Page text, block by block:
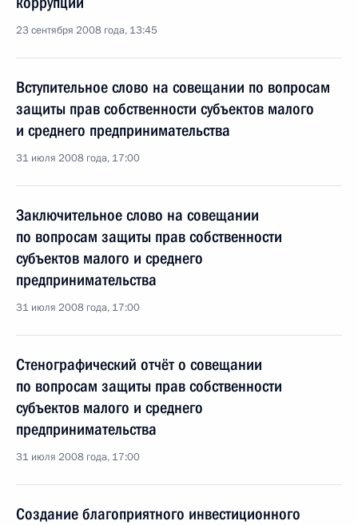
23 сентября 2008 года, 13:45
Вступительное слово на совещании по вопросам
защиты прав собственности субъектов малого
и среднего предпринимательства
31 июля 2008 года, 17:00
Заключительное слово на совещании
по вопросам защиты прав собственности
субъектов малого и среднего
предпринимательства
31 июля 2008 года, 17:00
Стенографический отчёт о совещании
по вопросам защиты прав собственности
субъектов малого и среднего
предпринимательства
31 июля 2008 года, 17:00
Создание благоприятного инвестиционного